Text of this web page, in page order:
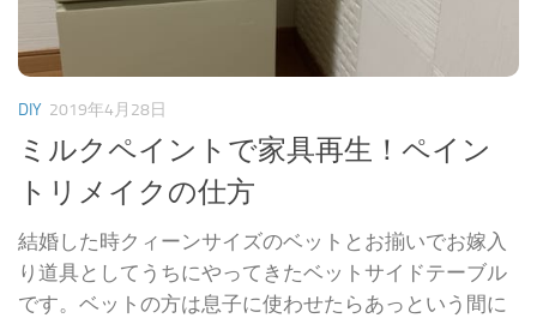
DIY 2019年4月28日
ミルクペイントで家具再生！ペイン
トリメイクの仕方
結婚した時クィーンサイズのベットとお揃いでお嫁入
り道具としてうちにやってきたベットサイドテーブル
です。ベットの方は息子に使わせたらあっという間に